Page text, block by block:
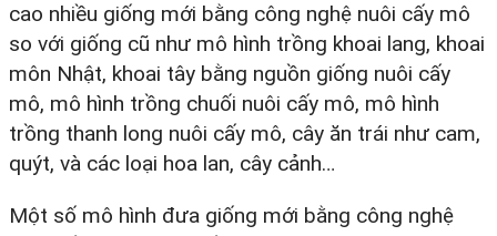
cao nhiều giống mới bằng công nghệ nuôi cấy mô
so với giống cũ như mô hình trồng khoai lang, khoai
môn Nhật, khoai tây bằng nguồn giống nuôi cấy
mô, mô hình trồng chuối nuôi cấy mô, mô hình
trồng thanh long nuôi cấy mô, cây ăn trái như cam,
quýt, và các loại hoa lan, cây cảnh…
Một số mô hình đưa giống mới bằng công nghệ